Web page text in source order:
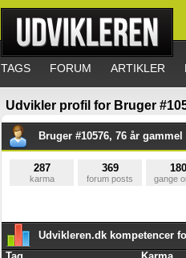
TAGS FORUM ARTIKLER
Udvikler profil for Bruger
Bruger #10576, 76 år gammel
287
karma
369
forum posts
180
gange
Udvikleren.dk kompetencer